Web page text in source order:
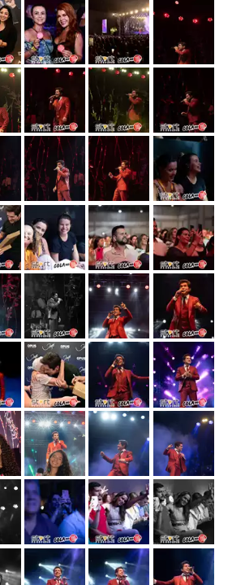
&nbsp; &nbsp; &nbsp;
&nbsp; &nbsp; &nbsp;
&nbsp; &nbsp; &nbsp;
&nbsp; &nbsp; &nbsp;
&nbsp; &nbsp; &nbsp;
&nbsp; &nbsp; &nbsp;
&nbsp; &nbsp; &nbsp;
&nbsp; &nbsp; &nbsp;
&nbsp; &nbsp; &nbsp;